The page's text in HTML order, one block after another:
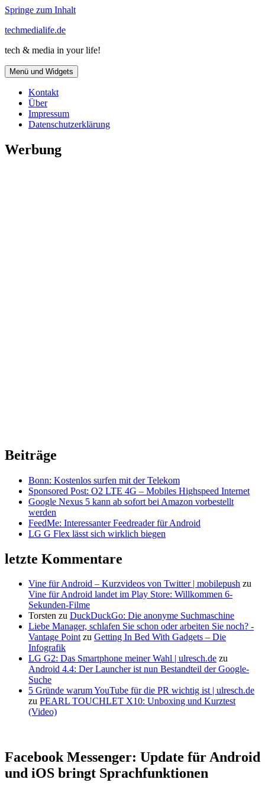
Springe zum Inhalt
techmedialife.de
tech & media in your life!
Menü und Widgets
Kontakt
Über
Impressum
Datenschutzerklärung
Werbung
Beiträge
Bonn: Kostenlos surfen mit der Telekom
Sponsored Post: O2 LTE 4G – Mobiles Highspeed Internet
Google Nexus 5 kann ab sofort bei Amazon vorbestellt
werden
FeedMe: Interessanter Feedreader für Android
LG G Flex lässt sich wirklich biegen
letzte Kommentare
Vine für Android – Kurzvideos von Twitter | mobilepush zu
Vine für Android landet im Play Store: Willkommen 6-
Sekunden-Filme
Torsten zu DuckDuckGo: Die anonyme Suchmaschine
Liebe Manager, schlafen Sie schon oder arbeiten Sie noch? -
Vantage Pointzu Getting In Bed With Gadgets – Die
Infografik
LG G2: Das Smartphone meiner Wahl | ulresch.de zu
Android 4.4: Der Launcher ist nun Bestandteil der Google-
Suche
5 Gründe warum YouTube für die PR wichtig ist | ulresch.de
zu PEARL TOUCHLET X10: Unboxing und Kurztest
(Video)
Facebook Messenger: Update für Android
und iOS bringt Sprachfunktionen